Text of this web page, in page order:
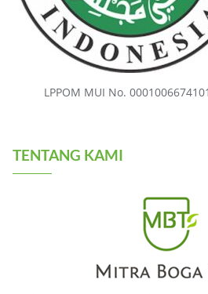
LPPOM MUI No.
TENTANG KAMI